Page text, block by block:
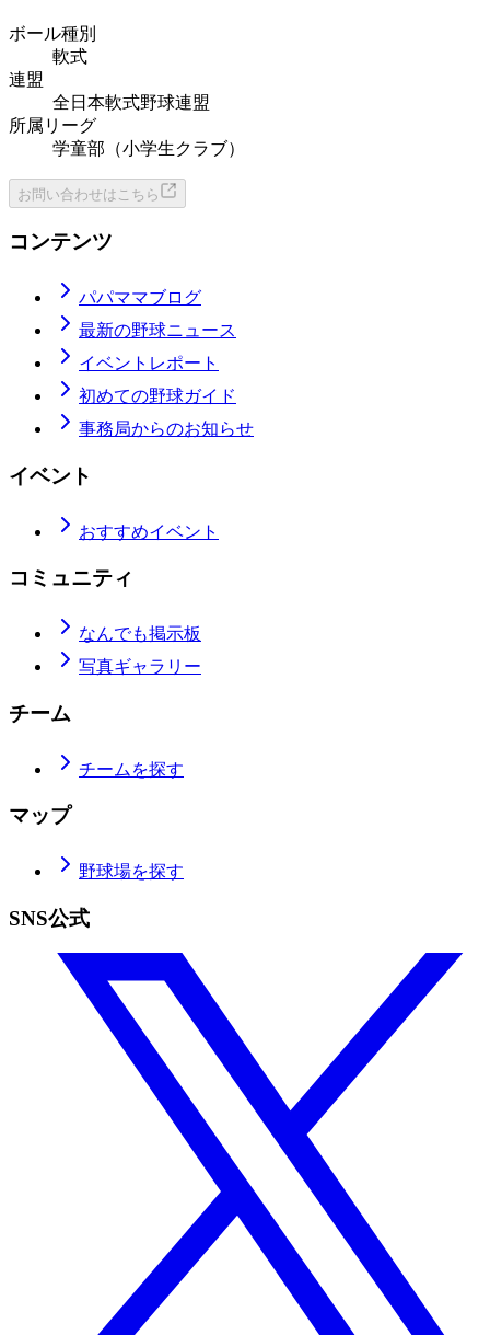
ボール種別
軟式
連盟
全日本軟式野球連盟
所属リーグ
学童部（小学生クラブ）
お問い合わせはこちら
コンテンツ
パパママブログ
最新の野球ニュース
イベントレポート
初めての野球ガイド
事務局からのお知らせ
イベント
おすすめイベント
コミュニティ
なんでも掲示板
写真ギャラリー
チーム
チームを探す
マップ
野球場を探す
SNS公式